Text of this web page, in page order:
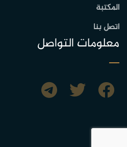
المكتبة
اتصل بنا
معلومات التواصل